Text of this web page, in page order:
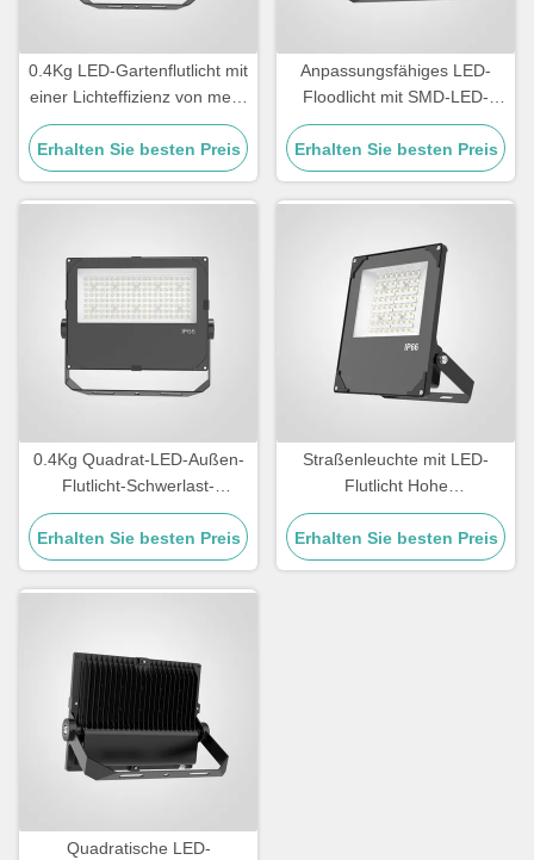
0.4Kg LED-Gartenflutlicht mit
einer Lichteffizienz von mehr
als 110lmW
Erhalten Sie besten Preis
Anpassungsfähiges LED-
Floodlicht mit SMD-LED-
Lichtquelle und
Lichtwirkungsgrad
100110LMW geeignet für
kommerzielle Anwendungen
Erhalten Sie besten Preis
0.4Kg Quadrat-LED-Außen-
Flutlicht-Schwerlast-
Außenbeleuchtung für
Sicherheitsbeleuchtung und
Außenveranstaltungsorte
Erhalten Sie besten Preis
Straßenleuchte mit LED-
Flutlicht Hohe
Lichtwirksamkeit über
110lmW Temperatur
Toleranz von minus 20°C bis
Erhalten Sie besten Preis
Quadratische LED-